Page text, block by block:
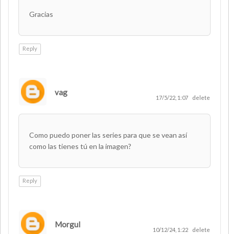
Gracias
Reply
vag
17/5/22, 1:07 delete
Como puedo poner las series para que se vean así
como las tienes tú en la imagen?
Reply
Morgul
10/12/24, 1:22 delete